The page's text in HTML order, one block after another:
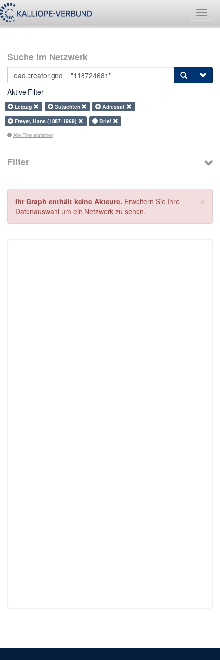
Suche im Netzwerk
Aktive Filter
Leipzig Gutachten
Adressat
Freyer, Hans (1887-1969)
Brief
Alle Filter entfernen
Filter
×
Ihr Graph enthält keine Akteure. Erweitern Sie Ihre
Datenauswahl um ein Netzwerk zu sehen.